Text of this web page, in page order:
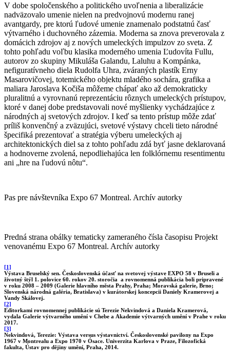
V dobe spoločenského a politického uvoľnenia a liberalizácie
nadväzovalo umenie nielen na predvojnovú modernu ranej
avantgardy, pre ktorú ľudové umenie znamenalo podstatnú časť
výtvarného i duchovného zázemia. Moderna sa znova preverovala z
domácich zdrojov aj z nových umeleckých impulzov zo sveta. Z
tohto pohľadu voľbu klasika moderného umenia Ľudovíta Fullu,
autorov zo skupiny Mikuláša Galandu, Laluhu a Kompánka,
nefiguratívneho diela Rudolfa Uhra, zváraných plastík Erny
Masarovičovej, totemického objektu mladého sochára, grafika a
maliara Jaroslava Kočiša môžeme chápať ako až demokraticky
pluralitnú a vyrovnanú reprezentáciu rôznych umeleckých prístupov,
ktoré v danej dobe predstavovali nové myšlienky vychádzajúce z
národných aj svetových zdrojov. I keď sa tento prístup môže zdať
príliš konvenčný a zväzujúci, svetové výstavy chceli tieto národné
špecifiká prezentovať a stratégia výberu umeleckých aj
architektonických diel sa z tohto pohľadu zdá byť jasne deklarovaná
a hodnoverne zvolená, nepodliehajúca len folklórnemu resentimentu
ani „hre na ľudovú nôtu“.
Pas pre návštevníka Expo 67 Montreal. Archív autorky
Predná strana obálky tematicky zameraného čísla časopisu Projekt
venovanému Expo 67 Montreal. Archív autorky
[1]
Výstava Bruselský sen. Československá účasť na svetovej výstave EXPO 58 v Bruseli a
životný štýl 1. polovice 60. rokov 20. storočia a rovnomenná publikácia boli pripravené
v roku 2008 – 2009 (Galerie hlavního města Prahy, Praha; Moravská galerie, Brno;
Slovenská národná galéria, Bratislava) v kurátorskej koncepcii Daniely Kramerovej a
Vandy Skálovej.
[2]
Editorkami rovnomennej publikácie sú Terezie Nekvindová a Daniela Kramerová,
vydala Galerie výtvarného umění v Chebe a Akademie výtvarných umění v Prahe v roku
2017.
[3]
Nekvindová, Terezie: Výstava versus výstavnictví. Československé pavilony na Expo
1967 v Montrealu a Expo 1970 v Ósace. Univerzita Karlova v Praze, Filozofická
fakulta, Ústav pro dějiny umění, Praha, 2014.